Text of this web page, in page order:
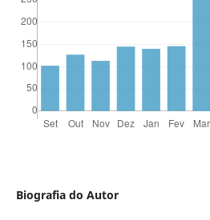
Biografia do Autor